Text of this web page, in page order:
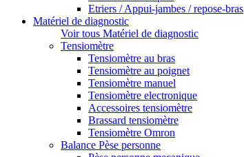
Etriers / Appui-jambes / repose-bras
Matériel de diagnostic
Voir tous Matériel de diagnostic
Tensiomètre
Tensiomètre au bras
Tensiomètre au poignet
Tensiomètre manuel
Tensiomètre electronique
Accessoires tensiomètre
Brassard tensiomètre
Tensiomètre Omron
Balance Pèse personne